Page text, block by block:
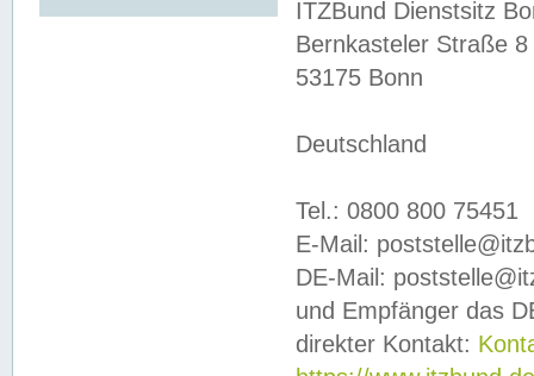
ITZBund Dienstsitz
Bernkasteler Straße 8
53175 Bonn
Deutschland
Tel.: 0800 800 75451
E-Mail:
DE-Mail:
und Empfänger das
direkter Kontakt: